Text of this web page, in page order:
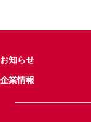
お知らせ
企業情報